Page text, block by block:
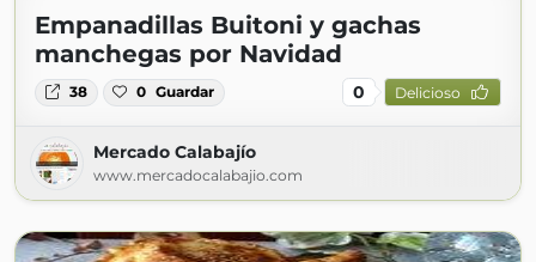
Empanadillas Buitoni y gachas
manchegas por Navidad
38 0 Guardar 0 Delicioso
Mercado Calabajío
www.mercadocalabajio.com